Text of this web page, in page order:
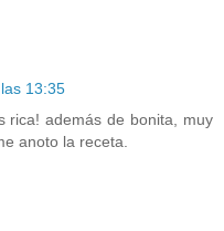
13:35
rica! además de bonita, muy
anoto la receta.